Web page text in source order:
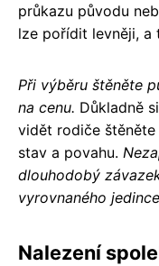
průkazu původu
lze pořídit levněji, a
Při výběru štěněte
na cenu. Důkladně
vidět rodiče
stav a povahu.
dlouhodobý
vyrovnaného
Nalezení